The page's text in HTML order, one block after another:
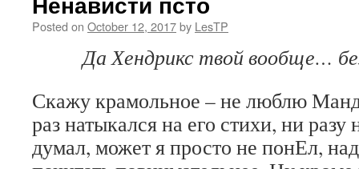
Posted on October 12, 2017by LesTP
Да Хендрикс твой вообще…
Скажу крамольное – не люблю
раз натыкался на его стихи, ни разу
думал, может я просто не понЕл,